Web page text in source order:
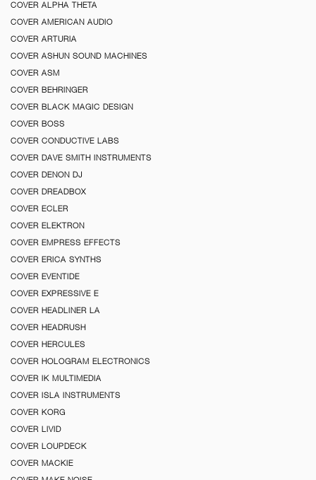
COVER ALPHA THETA
COVER AMERICAN AUDIO
COVER ARTURIA
COVER ASHUN SOUND MACHINES
COVER ASM
COVER BEHRINGER
COVER BLACK MAGIC DESIGN
COVER BOSS
COVER CONDUCTIVE LABS
COVER DAVE SMITH INSTRUMENTS
COVER DENON DJ
COVER DREADBOX
COVER ECLER
COVER ELEKTRON
COVER EMPRESS EFFECTS
COVER ERICA SYNTHS
COVER EVENTIDE
COVER EXPRESSIVE E
COVER HEADLINER LA
COVER HEADRUSH
COVER HERCULES
COVER HOLOGRAM ELECTRONICS
COVER IK MULTIMEDIA
COVER ISLA INSTRUMENTS
COVER KORG
COVER LIVID
COVER LOUPDECK
COVER MACKIE